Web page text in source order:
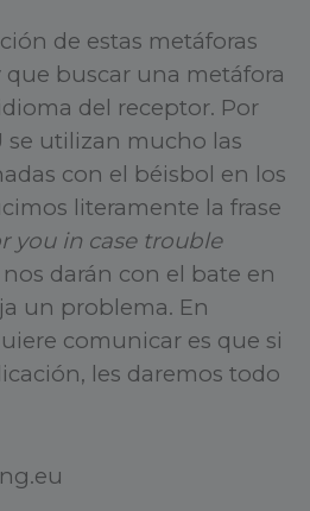
de estas metáforas
buscar una metáfora
del receptor. Por
se utilizan mucho las
con el béisbol en los
literamente la frase
you in case trouble
nos darán con el bate en
un problema. En
comunicar es que si
les daremos todo